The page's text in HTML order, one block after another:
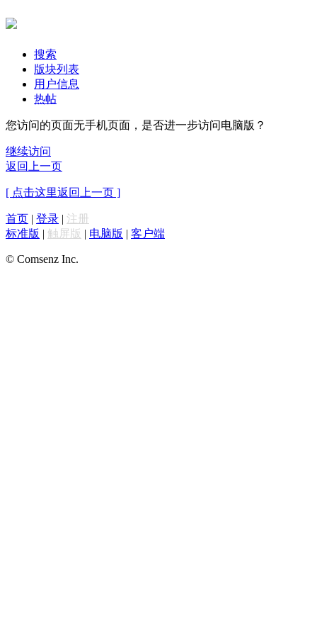
搜索
版块列表
用户信息
热帖
您访问的页面无手机页面，是否进一步访问电脑版？
继续访问
返回上一页
[ 点击这里返回上一页 ]
首页 | 登录 | 注册
标准版 | 触屏版 | 电脑版 | 客户端
© Comsenz Inc.